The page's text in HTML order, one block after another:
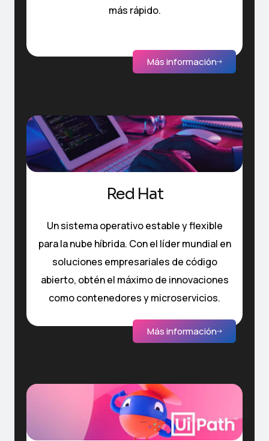
más rápido.
Más información
Red Hat
Un sistema operativo estable y flexible
para la nube híbrida. Con el líder mundial en
soluciones empresariales de código
abierto, obtén el máximo de innovaciones
como contenedores y microservicios.
Más información